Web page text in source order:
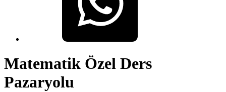
Matematik Özel Ders
Pazaryolu